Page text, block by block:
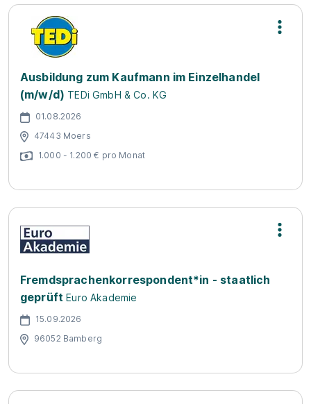
Ausbildung zum Kaufmann im Einzelhandel
(m/w/d) TEDi GmbH & Co. KG
01.08.2026
47443 Moers
1.000 - 1.200 € pro Monat
Fremdsprachenkorrespondent*in - staatlich
geprüft Euro Akademie
15.09.2026
96052 Bamberg